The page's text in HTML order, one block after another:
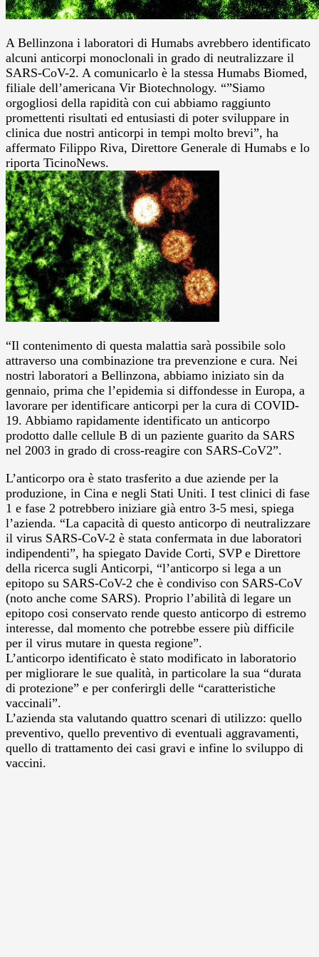
A Bellinzona i laboratori di Humabs avrebbero identificato
alcuni anticorpi monoclonali in grado di neutralizzare il
SARS-CoV-2. A comunicarlo è la stessa Humabs Biomed,
filiale dell’americana Vir Biotechnology. “”Siamo
orgogliosi della rapidità con cui abbiamo raggiunto
promettenti risultati ed entusiasti di poter sviluppare in
clinica due nostri anticorpi in tempi molto brevi”, ha
affermato Filippo Riva, Direttore Generale di Humabs e lo
riporta TicinoNews.
“Il contenimento di questa malattia sarà possibile solo
attraverso una combinazione tra prevenzione e cura. Nei
nostri laboratori a Bellinzona, abbiamo iniziato sin da
gennaio, prima che l’epidemia si diffondesse in Europa, a
lavorare per identificare anticorpi per la cura di COVID-
19. Abbiamo rapidamente identificato un anticorpo
prodotto dalle cellule B di un paziente guarito da SARS
nel 2003 in grado di cross-reagire con SARS-CoV2”.
L’anticorpo ora è stato trasferito a due aziende per la
produzione, in Cina e negli Stati Uniti. I test clinici di fase
1 e fase 2 potrebbero iniziare già entro 3-5 mesi, spiega
l’azienda. “La capacità di questo anticorpo di neutralizzare
il virus SARS-CoV-2 è stata confermata in due laboratori
indipendenti”, ha spiegato Davide Corti, SVP e Direttore
della ricerca sugli Anticorpi, “l’anticorpo si lega a un
epitopo su SARS-CoV-2 che è condiviso con SARS-CoV
(noto anche come SARS). Proprio l’abilità di legare un
epitopo cosi conservato rende questo anticorpo di estremo
interesse, dal momento che potrebbe essere più difficile
per il virus mutare in questa regione”.
L’anticorpo identificato è stato modificato in laboratorio
per migliorare le sue qualità, in particolare la sua “durata
di protezione” e per conferirgli delle “caratteristiche
vaccinali”.
L’azienda sta valutando quattro scenari di utilizzo: quello
preventivo, quello preventivo di eventuali aggravamenti,
quello di trattamento dei casi gravi e infine lo sviluppo di
vaccini.